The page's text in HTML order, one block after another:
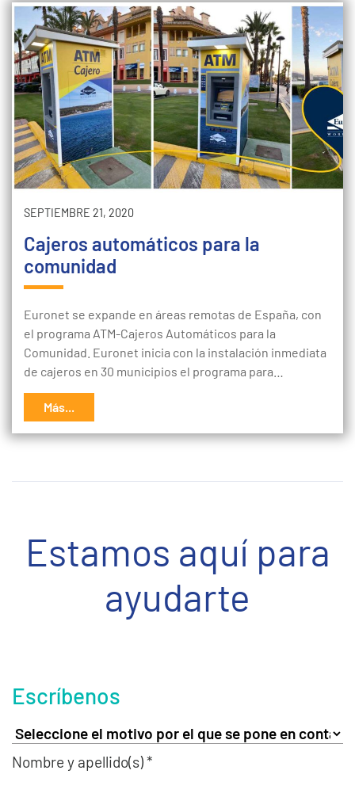
SEPTIEMBRE 21, 2020
Cajeros automáticos para la
comunidad
Euronet se expande en áreas remotas de España, con
el programa ATM-Cajeros Automáticos para la
Comunidad. Euronet inicia con la instalación inmediata
de cajeros en 30 municipios el programa para…
Más...
Estamos aquí para
ayudarte
Escríbenos
Nombre y apellido(s) *